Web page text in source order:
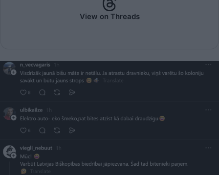
View on Threads